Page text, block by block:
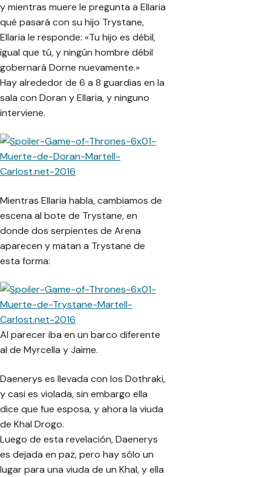
y mientras muere le pregunta a Ellaria
qué pasará con su hijo Trystane,
Ellaria le responde: «Tu hijo es débil,
igual que tú, y ningún hombre débil
gobernará Dorne nuevamente.»
Hay alrededor de 6 a 8 guardias en la
sala con Doran y Ellaria, y ninguno
interviene.
Mientras Ellaria habla, cambiamos de
escena al bote de Trystane, en
donde dos serpientes de Arena
aparecen y matan a Trystane de
esta forma:
Al parecer iba en un barco diferente
al de Myrcella y Jaime.
Daenerys es llevada con los Dothraki,
y casi es violada, sin embargo ella
dice que fue esposa, y ahora la viuda
de Khal Drogo.
Luego de esta revelación, Daenerys
es dejada en paz, pero hay sólo un
lugar para una viuda de un Khal, y ella